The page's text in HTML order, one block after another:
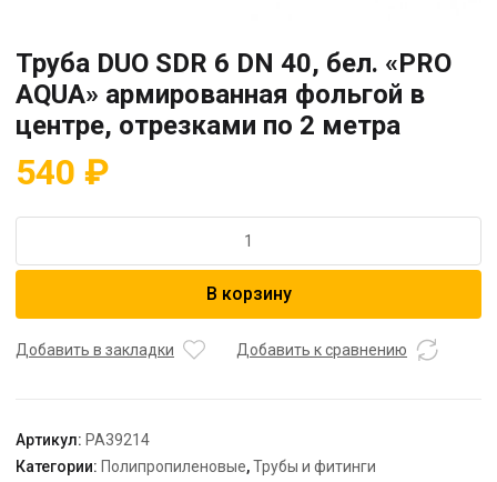
Труба DUO SDR 6 DN 40, бел. «PRO
AQUA» армированная фольгой в
центре, отрезками по 2 метра
540 ₽
Труба
6
"PRO
AQUA"
В корзину
Добавить в закладки Добавить к сравнению
Артикул: PA39214
Категории: Полипропиленовые,Трубы и фитинги